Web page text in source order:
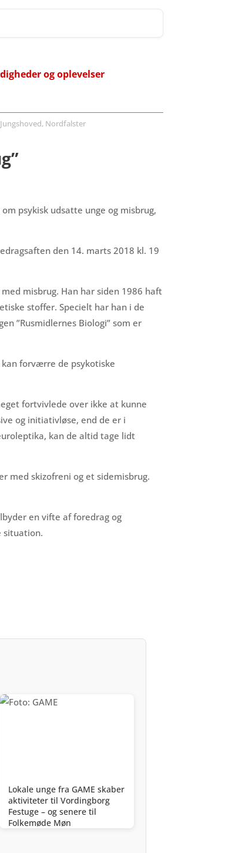
og oplevelser
Nordfalster
psykisk udsatte unge og misbrug,
den 14. marts 2018 kl. 19
misbrug. Han har siden 1986 haft
stoffer. Specielt har han i de
”Rusmidlernes Biologi” som er
forværre de psykotiske
fortvivlede over ikke at kunne
og initiativløse, end de er i
kan de altid tage lidt
med skizofreni og et sidemisbrug.
en vifte af foredrag og
situation.
Lokale unge fra GAME skaber
aktiviteter til Vordingborg
Festuge – og senere til
Folkemøde Møn